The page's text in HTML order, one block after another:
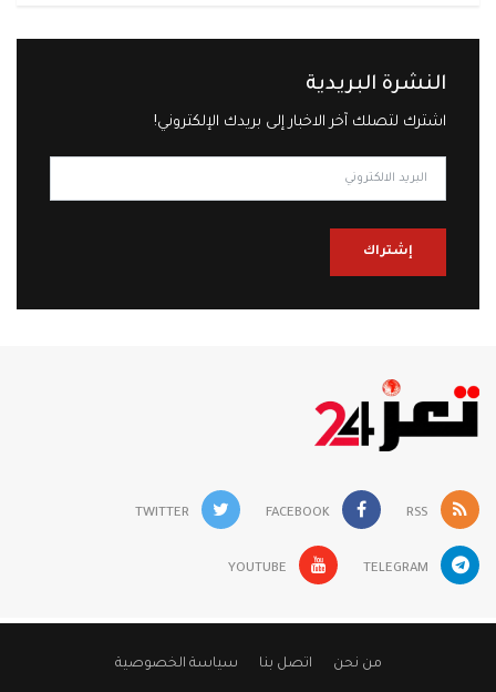
النشرة البريدية
اشترك لتصلك آخر الاخبار إلى بريدك الإلكتروني!
إشتراك
RSS
FACEBOOK
TWITTER
TELEGRAM
YOUTUBE
من نحن اتصل بنا سياسة الخصوصية